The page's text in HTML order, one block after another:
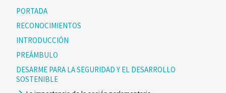
PORTADA
RECONOCIMIENTOS
INTRODUCCIÓN
PREÁMBULO
DESARME PARA LA SEGURIDAD Y EL DESARROLLO
SOSTENIBLE